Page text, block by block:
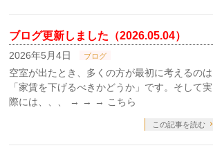
ブログ更新しました（2026.05.04）
2026年5月4日 ブログ
空室が出たとき、多くの方が最初に考えるのは
「家賃を下げるべきかどうか」です。そして実
際には、、、 → → → こちら
この記事を読む